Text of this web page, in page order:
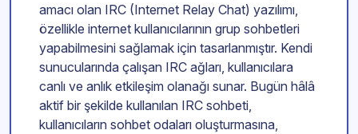
amacı olan IRC (Internet Relay Chat) yazılımı,
özellikle internet kullanıcılarının grup sohbetleri
yapabilmesini sağlamak için tasarlanmıştır. Kendi
sunucularında çalışan IRC ağları, kullanıcılara
canlı ve anlık etkileşim olanağı sunar. Bugün hâlâ
aktif bir şekilde kullanılan IRC sohbeti,
kullanıcıların sohbet odaları oluşturmasına,